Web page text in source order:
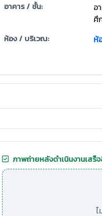
อาคาร / ชั้น:
อ
ศึ
ห้อง / บริเวณ: ห้
ภาพถ่ายหลังดำเนินงานเสร็